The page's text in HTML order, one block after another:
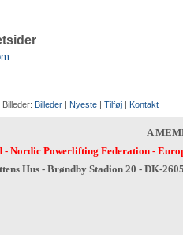
Billeder: Billeder | Nyeste | Tilføj | Kontakt
A
- Nordic Powerlifting Federation-
Hus - Brøndby Stadion 20 - DK-